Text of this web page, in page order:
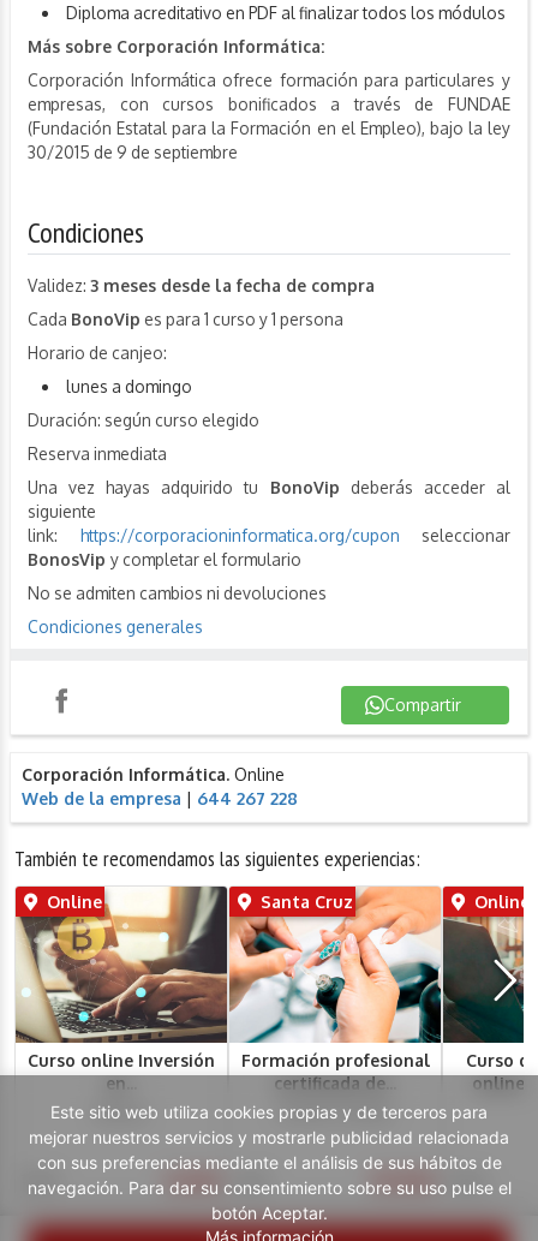
Este sitio web utiliza cookies propias y de terceros para
mejorar nuestros servicios y mostrarle publicidad relacionada
con sus preferencias mediante el análisis de sus hábitos de
navegación. Para dar su consentimiento sobre su uso pulse el
botón Aceptar.
Más información
Diploma acreditativo en PDF al finalizar todos los módulos
Más sobre Corporación Informática:
Corporación Informática ofrece formación para particulares y
empresas, con cursos bonificados a través de FUNDAE
(Fundación Estatal para la Formación en el Empleo), bajo la ley
30/2015 de 9 de septiembre
Condiciones
Validez:3 meses desde la fecha de compra
Cada BonoVip es para 1 curso y 1 persona
Horario de canjeo:
lunes a domingo
Duración: según curso elegido
Reserva inmediata
Una vez hayas adquirido tu BonoVip deberás acceder al
siguiente
link:
https://corporacioninformatica.org/cupon seleccionar
BonosVipy completar el formulario
No se admiten cambios ni devoluciones
Condiciones generales
Compartir
Corporación Informática. Online
Web de la empresa | 644 267 228
También te recomendamos las siguientes experiencias:
Online
Curso online Inversión
en...
Benowu
195€ 9,90€
Santa Cruz
Formación profesional
certificada de...
Aj Nails Academy
60€ 19,90€
Online
Curso
online
195€